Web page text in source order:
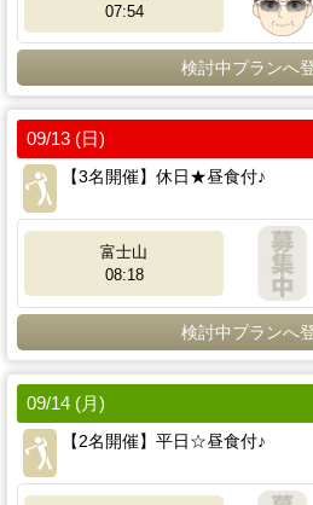
07:54
検討中プランへ
09/13 (日)
【3名開催】休日★昼食付♪
富士山
08:18
検討中プランへ
09/14 (月)
【2名開催】平日☆昼食付♪